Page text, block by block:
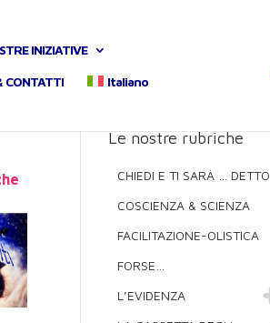
INIZIATIVE
CONTATTI Italiano
Le nostre rubriche
CHIEDI E TI SARÀ … DETTO
COSCIENZA & SCIENZA
FACILITAZIONE-OLISTICA
FORSE…
L’EVIDENZA